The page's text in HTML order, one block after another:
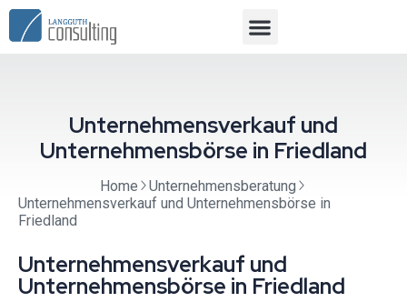
Unternehmensverkauf und
Unternehmensbörse in Friedland
Home
Unternehmensberatung
Unternehmensverkauf und Unternehmensbörse in
Friedland
Unternehmensverkauf und
Unternehmensbörse in Friedland